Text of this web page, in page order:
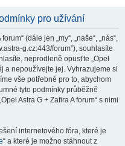
pro užívání
(dále jen „my“, „naše“, „nás“,
g.cz:443/forum”), souhlasíte
neprodleně opusťte „Opel
a nepoužívejte jej. Vyhrazujeme si
vše potřebné pro to, abychom
tyto podmínky průběžně
Astra G + Zafira A forum“ s nimi
internetového fóra, které je
“ a které je možno stáhnout z